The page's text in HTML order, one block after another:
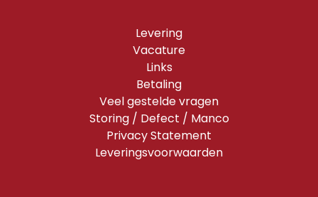
Levering
Vacature
Links
Betaling
Veel gestelde vragen
Storing / Defect / Manco
Privacy Statement
Leveringsvoorwaarden